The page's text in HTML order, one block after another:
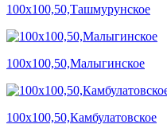
100х100,50,Ташмурунское
100х100,50,Малыгинское
100х100,50,Камбулатовское